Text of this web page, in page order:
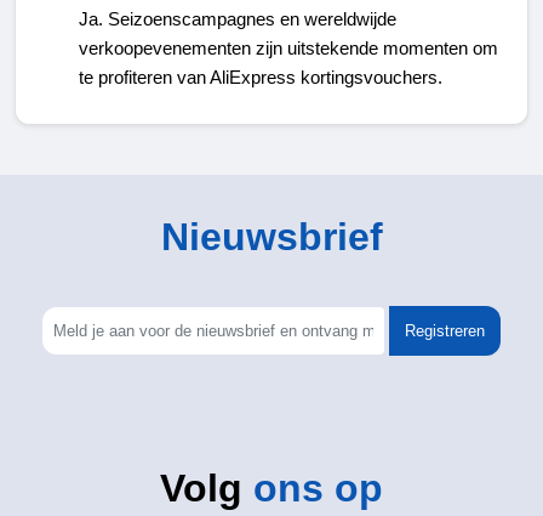
Ja. Seizoenscampagnes en wereldwijde
verkoopevenementen zijn uitstekende momenten om
te profiteren van AliExpress kortingsvouchers.
Nieuwsbrief
Registreren
Volg ons op